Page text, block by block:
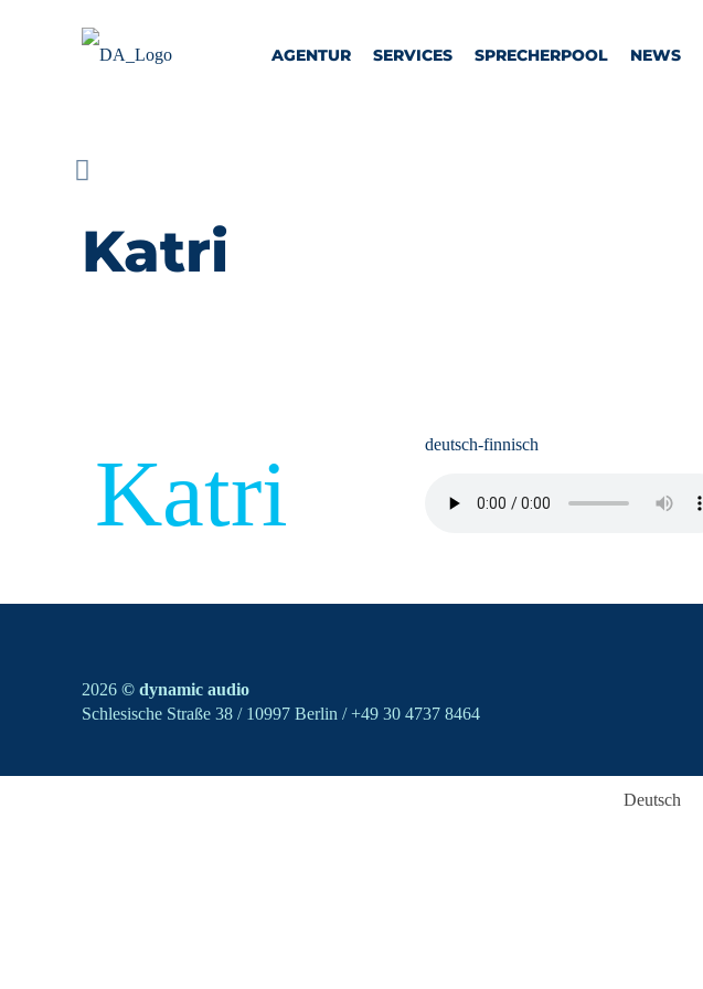
AGENTUR SERVICES SPRECHERPOOL NEWS
Katri
Katri deutsch-finnisch
2026 © dynamic audio
Schlesische Straße 38 / 10997 Berlin / +49 30 4737 8464
Deutsch